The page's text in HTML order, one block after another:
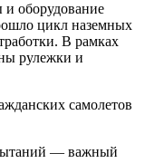
оборудование
цикл наземных
В рамках
рулежки и
самолетов
— важный